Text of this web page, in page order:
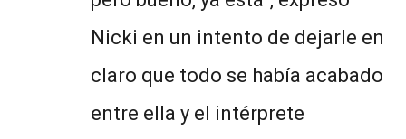
Nicki en un intento de dejarle en
claro que todo se había acabado
entre ella y el intérprete